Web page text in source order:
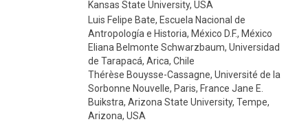
Kansas State University, USA
Luis Felipe Bate, Escuela Nacional de
Antropología e Historia, México D.F., México
Eliana Belmonte Schwarzbaum, Universidad
de Tarapacá, Arica, Chile
Thérèse Bouysse-Cassagne, Université de la
Sorbonne Nouvelle, Paris, France Jane E.
Buikstra, Arizona State University, Tempe,
Arizona, USA